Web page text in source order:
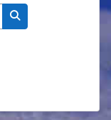
Search courses